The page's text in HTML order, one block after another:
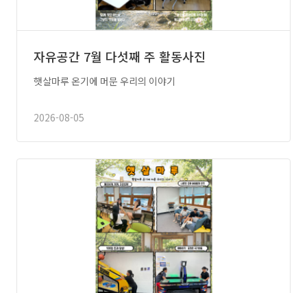
자유공간 7월 다섯째 주 활동사진
햇살마루 온기에 머문 우리의 이야기
2026-08-05